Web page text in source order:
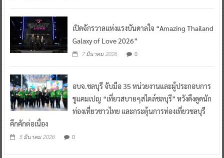
เปิดจักรวาลแห่งแรงบันดาลใจ “Amazing Thailand
Galaxy of Love 2026”
7 มีนาคม 2026 0
อบจ.ชลบุรี จับมือ 35 หน่วยงานและผู้ประกอบการ
ชูแคมเปญ “เที่ยวสบายๆสไตล์ชลบุรี” หวังดึงดูดนัก
ท่องเที่ยวชาวไทย และกระตุ้นการท่องเที่ยวชลบุรี
คึกคักต่อเนื่อง
5 มีนาคม 2026 0